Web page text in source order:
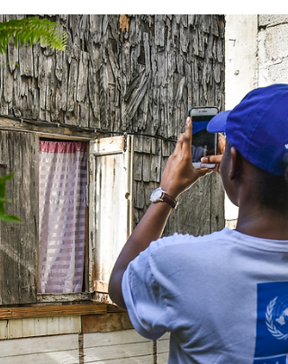
Debemos reconstruir juntos y reducir las
desigualdades El planeta es resiliente, la
humanidad no. Hoy enfrentamos el riesgo
de...